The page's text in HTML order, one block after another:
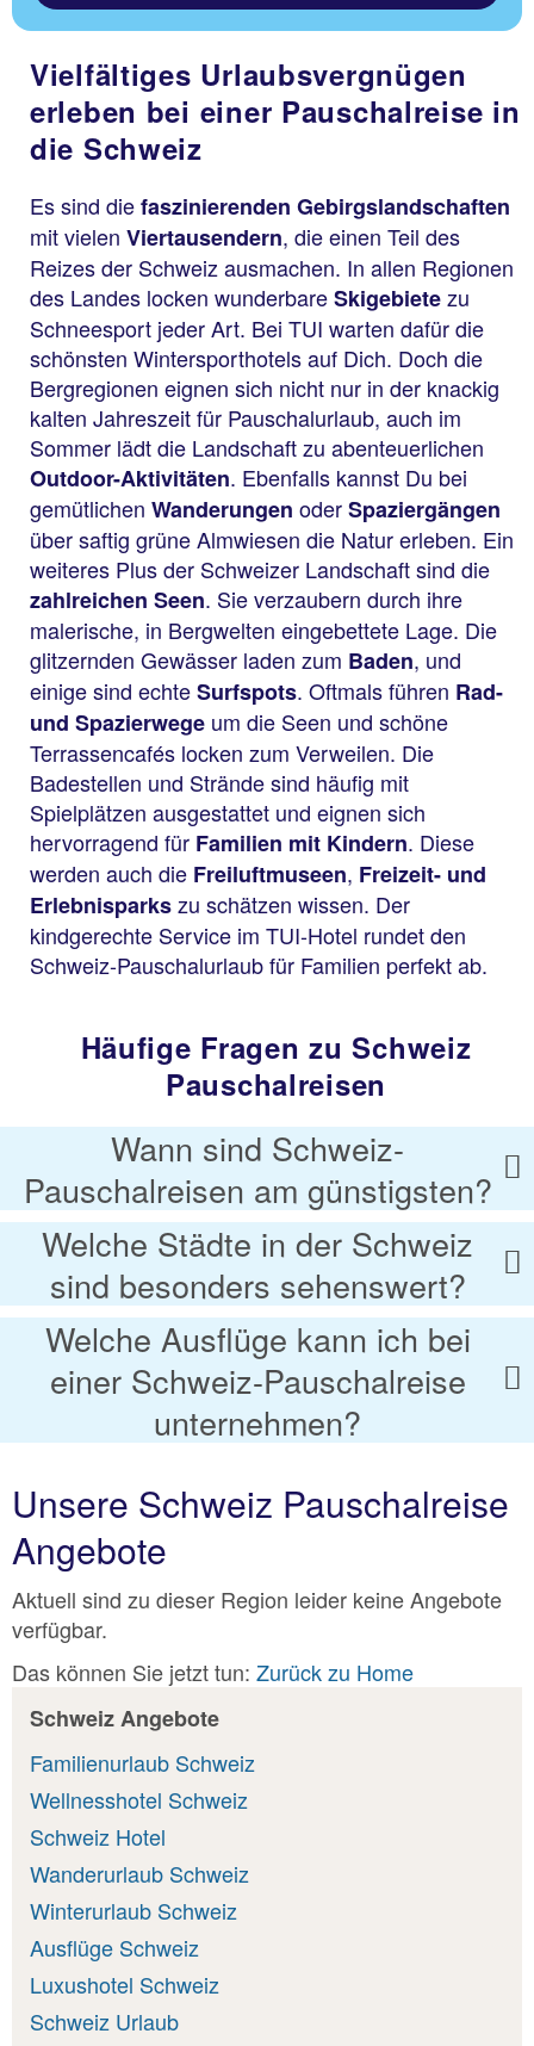
Vielfältiges Urlaubsvergnügen
erleben bei einer Pauschalreise in
die Schweiz
Es sind diefaszinierenden Gebirgslandschaften
mit vielen Viertausendern, die einen Teil des
Reizes der Schweiz ausmachen. In allen Regionen
des Landes locken wunderbareSkigebietezu
Schneesport jeder Art. Bei TUI warten dafür die
schönsten Wintersporthotels auf Dich. Doch die
Bergregionen eignen sich nicht nur in der knackig
kalten Jahreszeit für Pauschalurlaub, auch im
Sommer lädt die Landschaft zu abenteuerlichen
Outdoor-Aktivitäten. Ebenfalls kannst Du bei
gemütlichen Wanderungen oderSpaziergängen
über saftig grüne Almwiesen die Natur erleben. Ein
weiteres Plus der Schweizer Landschaft sind die
zahlreichen Seen. Sie verzaubern durch ihre
malerische, in Bergwelten eingebettete Lage. Die
glitzernden Gewässer laden zum Baden, und
einige sind echteSurfspots. Oftmals führen Rad-
und Spazierwege um die Seen und schöne
Terrassencafés locken zum Verweilen. Die
Badestellen und Strände sind häufig mit
Spielplätzen ausgestattet und eignen sich
hervorragend für Familien mit Kindern. Diese
werden auch die Freiluftmuseen, Freizeit- und
Erlebnisparkszu schätzen wissen. Der
kindgerechte Service im TUI-Hotel rundet den
Schweiz-Pauschalurlaub für Familien perfekt ab.
Häufige Fragen zu Schweiz
Pauschalreisen
Wann sind Schweiz-
Pauschalreisen am günstigsten?
Welche Städte in der Schweiz
sind besonders sehenswert?
Welche Ausflüge kann ich bei
einer Schweiz-Pauschalreise
unternehmen?
Unsere Schweiz Pauschalreise
Angebote
Aktuell sind zu dieser Region leider keine Angebote
verfügbar.
Das können Sie jetzt tun: Zurück zu Home
Schweiz Angebote
Familienurlaub Schweiz
Wellnesshotel Schweiz
Schweiz Hotel
Wanderurlaub Schweiz
Winterurlaub Schweiz
Ausflüge Schweiz
Luxushotel Schweiz
Schweiz Urlaub